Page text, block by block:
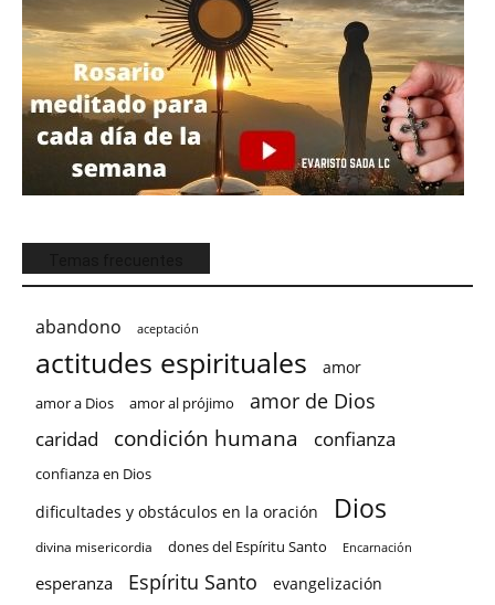
abandono aceptación
actitudes espirituales amor
amor a Dios amor al prójimo amor de Dios
caridad condición humana confianza
confianza en Dios
dificultades y obstáculos en la oración Dios
divina misericordia dones del Espíritu Santo Encarnación
esperanza Espíritu Santo evangelización